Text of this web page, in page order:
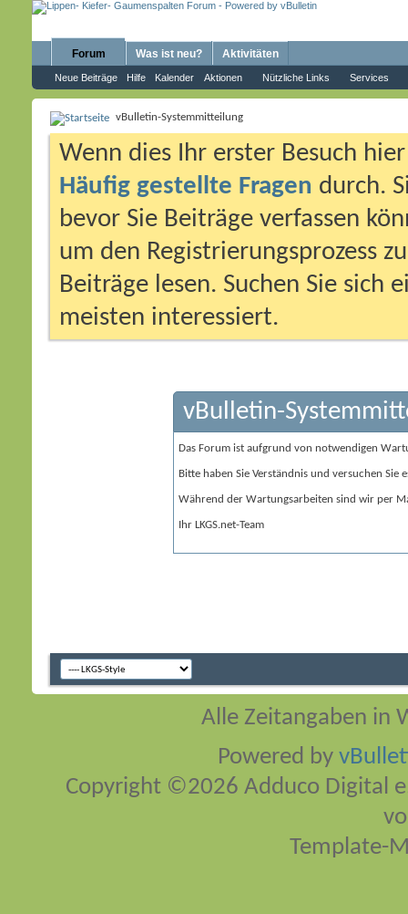
Forum
Neue Beiträge Hilfe Kalender Aktionen Nützliche Links Services
Was ist neu? Aktivitäten
vBulletin-Systemmitteilung
Wenn dies Ihr erster Besuch
Häufig gestellte Fragen durch.
bevor Sie Beiträge verfassen
um den Registrierungsprozess
Beiträge lesen. Suchen Sie sich
meisten interessiert.
vBulletin-
Das Forum ist aufgrund von notwendigen
Bitte haben Sie Verständnis und versuchen Sie
Während der Wartungsarbeiten sind wir per
Ihr LKGS.net-Team
Alle Zeitangaben in
Powered by
Copyright ©2026 Adduco Digital
Template-